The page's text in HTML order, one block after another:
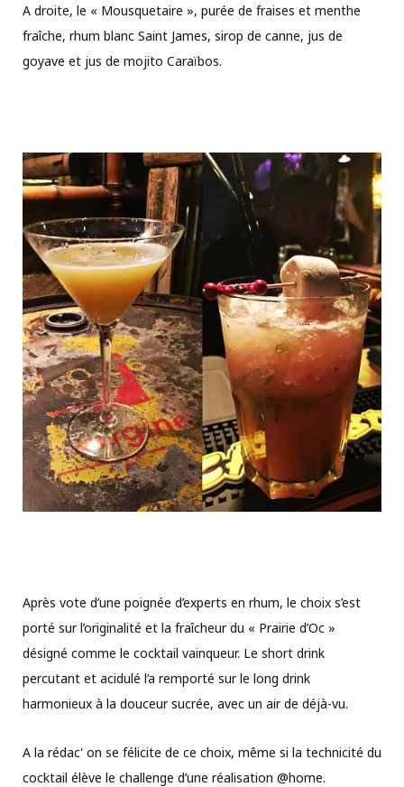
A droite, le « Mousquetaire », purée de fraises et menthe
fraîche, rhum blanc Saint James, sirop de canne, jus de
goyave et jus de mojito Caraïbos.
Après vote d’une poignée d’experts en rhum, le choix s’est
porté sur l’originalité et la fraîcheur du « Prairie d’Oc »
désigné comme le cocktail vainqueur. Le short drink
percutant et acidulé l’a remporté sur le long drink
harmonieux à la douceur sucrée, avec un air de déjà-vu.
A la rédac' on se félicite de ce choix, même si la technicité du
cocktail élève le challenge d’une réalisation @home.